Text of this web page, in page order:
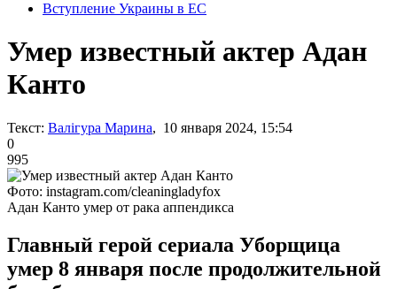
Вступление Украины в ЕС
Умер известный актер Адан
Канто
Текст: Валігура Марина, 10 января 2024, 15:54
0
995
Фото: instagram.com/cleaningladyfox
Адан Канто умер от рака аппендикса
Главный герой сериала Уборщица
умер 8 января после продолжительной